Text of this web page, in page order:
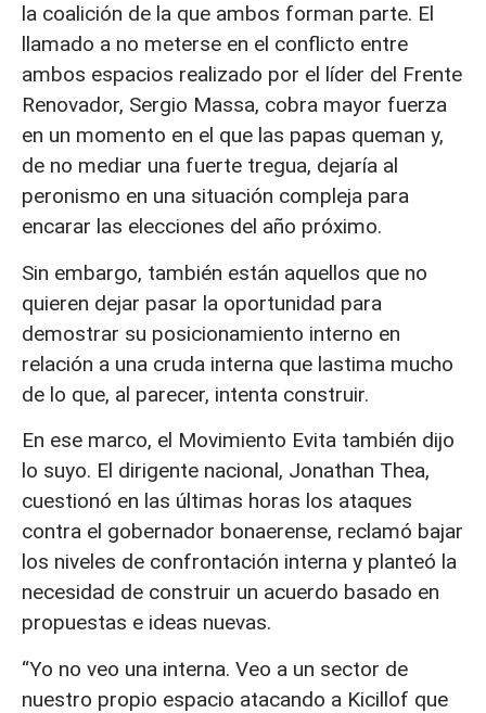
la coalición de la que ambos forman parte. El
llamado a no meterse en el conflicto entre
ambos espacios realizado por el líder del Frente
Renovador, Sergio Massa, cobra mayor fuerza
en un momento en el que las papas queman y,
de no mediar una fuerte tregua, dejaría al
peronismo en una situación compleja para
encarar las elecciones del año próximo.
Sin embargo, también están aquellos que no
quieren dejar pasar la oportunidad para
demostrar su posicionamiento interno en
relación a una cruda interna que lastima mucho
de lo que, al parecer, intenta construir.
En ese marco, el Movimiento Evita también dijo
lo suyo. El dirigente nacional, Jonathan Thea,
cuestionó en las últimas horas los ataques
contra el gobernador bonaerense, reclamó bajar
los niveles de confrontación interna y planteó la
necesidad de construir un acuerdo basado en
propuestas e ideas nuevas.
“Yo no veo una interna. Veo a un sector de
nuestro propio espacio atacando a Kicillof que